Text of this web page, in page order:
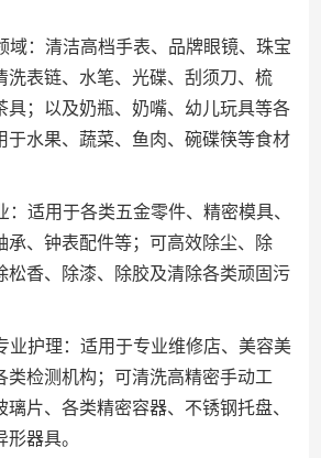
域：清洁高档手表、品牌眼镜、珠宝
洗表链、水笔、光碟、刮须刀、梳
具；以及奶瓶、奶嘴、幼儿玩具等各
于水果、蔬菜、鱼肉、碗碟筷等食材
：适用于各类五金零件、精密模具、
承、钟表配件等；可高效除尘、除
松香、除漆、除胶及清除各类顽固污
业护理：适用于专业维修店、美容美
类检测机构；可清洗高精密手动工
片、各类精密容器、不锈钢托盘、
器具。